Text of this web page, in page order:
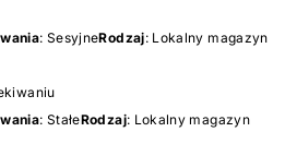
: SesyjneRodzaj: Lokalny magazyn
: StałeRodzaj: Lokalny magazyn